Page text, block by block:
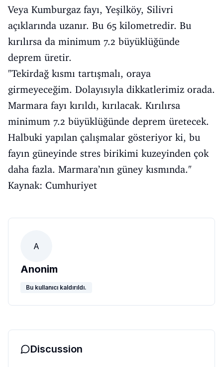
Veya Kumburgaz fayı, Yeşilköy, Silivri
açıklarında uzanır. Bu 65 kilometredir. Bu
kırılırsa da minimum 7.2 büyüklüğünde
deprem üretir.
"Tekirdağ kısmı tartışmalı, oraya
girmeyeceğim. Dolayısıyla dikkatlerimiz orada.
Marmara fayı kırıldı, kırılacak. Kırılırsa
minimum 7.2 büyüklüğünde deprem üretecek.
Halbuki yapılan çalışmalar gösteriyor ki, bu
fayın güneyinde stres birikimi kuzeyinden çok
daha fazla. Marmara’nın güney kısmında."
Kaynak: Cumhuriyet
A
Anonim
Bu kullanıcı kaldırıldı.
Discussion